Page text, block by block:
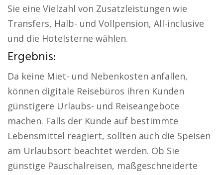
Sie eine Vielzahl von Zusatzleistungen wie
Transfers, Halb- und Vollpension, All-inclusive
und die Hotelsterne wählen.
Ergebnis:
Da keine Miet- und Nebenkosten anfallen,
können digitale Reisebüros ihren Kunden
günstigere Urlaubs- und Reiseangebote
machen. Falls der Kunde auf bestimmte
Lebensmittel reagiert, sollten auch die Speisen
am Urlaubsort beachtet werden. Ob Sie
günstige Pauschalreisen, maßgeschneiderte